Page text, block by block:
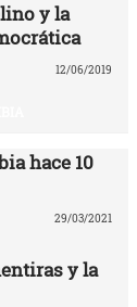
y la
12/06/2019
‎hace 10
29/03/2021
y la